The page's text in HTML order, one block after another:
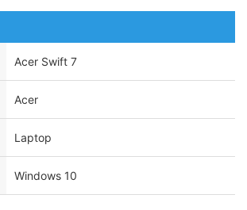
Acer Swift 7
Acer
Laptop
Windows 10